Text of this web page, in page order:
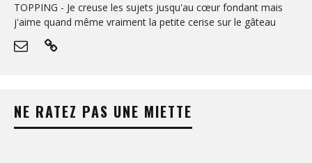
TOPPING - Je creuse les sujets jusqu'au cœur fondant mais
j'aime quand même vraiment la petite cerise sur le gâteau
NE RATEZ PAS UNE MIETTE